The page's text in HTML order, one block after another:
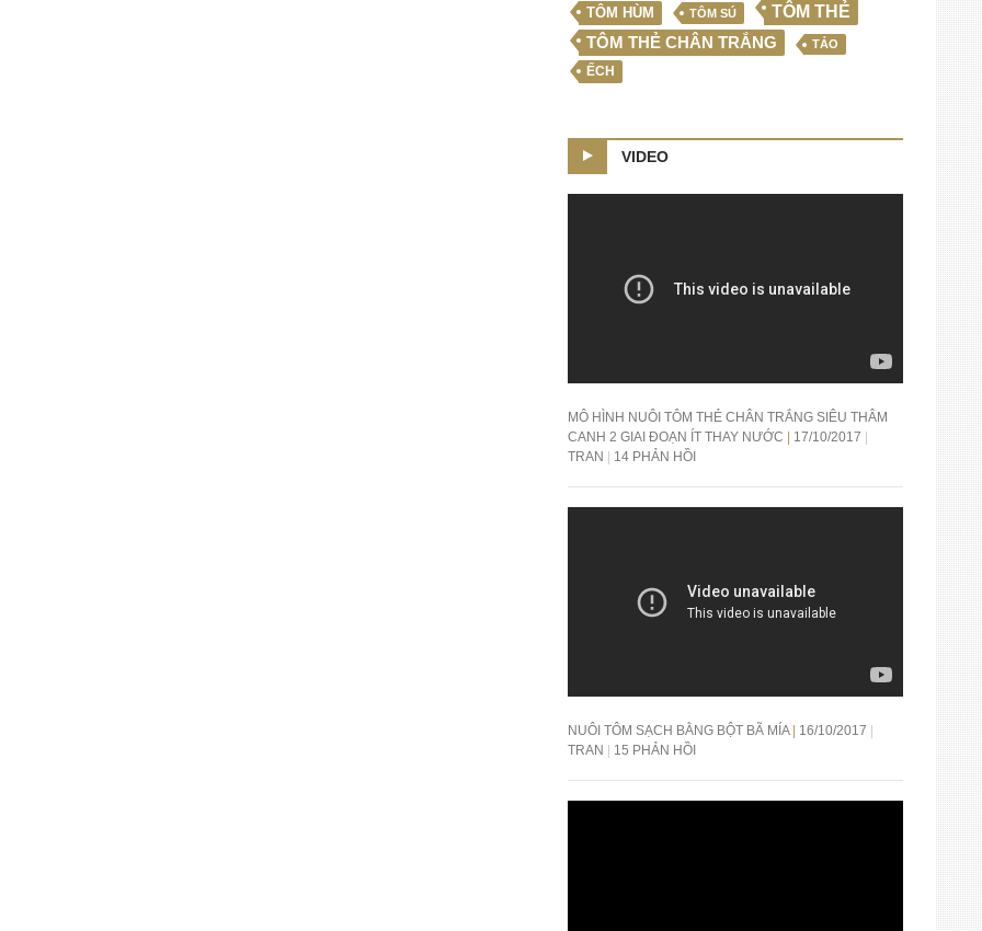
TÔM HÙM TÔM SÚ TÔM THẺ
TÔM THẺ CHÂN TRẮNG TẢO
ẾCH
VIDEO
MÔ HÌNH NUÔI TÔM THẺ CHÂN TRẮNG SIÊU THÂM
CANH 2 GIAI ĐOẠN ÍT THAY NƯỚC
17/10/2017
TRAN
14 PHẢN HỒI
NUÔI TÔM SẠCH BẰNG BỘT BÃ MÍA
16/10/2017
TRAN
15 PHẢN HỒI